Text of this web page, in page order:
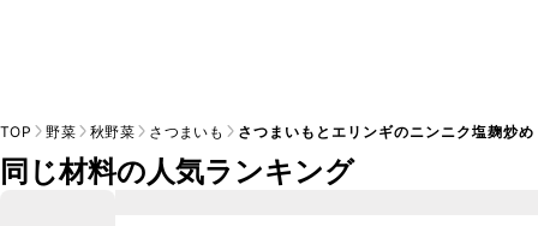
TOP 野菜 秋野菜 さつまいも さつまいもとエリンギのニンニク塩麹炒め
同じ材料の人気ランキング